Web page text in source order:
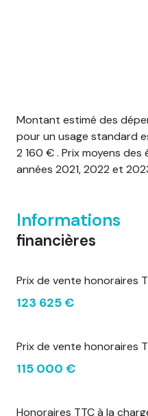
Montant estimé des
pour un usage standard
2 160 € . Prix moyens des
années 2021, 2022 et
Informations
financières
Prix de vente honoraires
123 625 €
Prix de vente honoraires
115 000 €
Honoraires TTC à la